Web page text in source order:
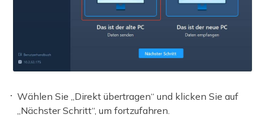
Wählen Sie „Direkt übertragen“ und klicken Sie auf
„Nächster Schritt“, um fortzufahren.